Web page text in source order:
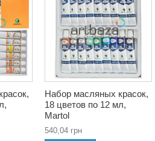
Набор масляных красок,
18 цветов по 12 мл,
Martol
540,04 грн